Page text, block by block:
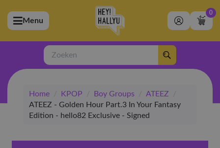
(Artiesten)
(Merchandise)
(Exclusive)
(Winkel)
Menu
0
Zoeken
Home / KPOP / Boy Groups / ATEEZ
/
ATEEZ - Golden Hour Part.3 In Your Fantasy
Edition - hello82 Exclusive - Signed